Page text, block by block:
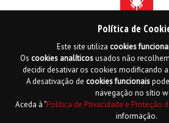
Política de
Este site utiliza cookies
Os cookies analíticosusados não
decidir desativar os cookies modificando
A desativação de cookiesfuncionais
navegação no sítio
Aceda à "Política de Privacidade e Proteção
informação.
Fundada em 1941
Membro Honorário da Ordem de
Membro Honorário da Ordem de
Ordem do Infante D.
Livro de reclamações
Política de Privacidade e Proteção